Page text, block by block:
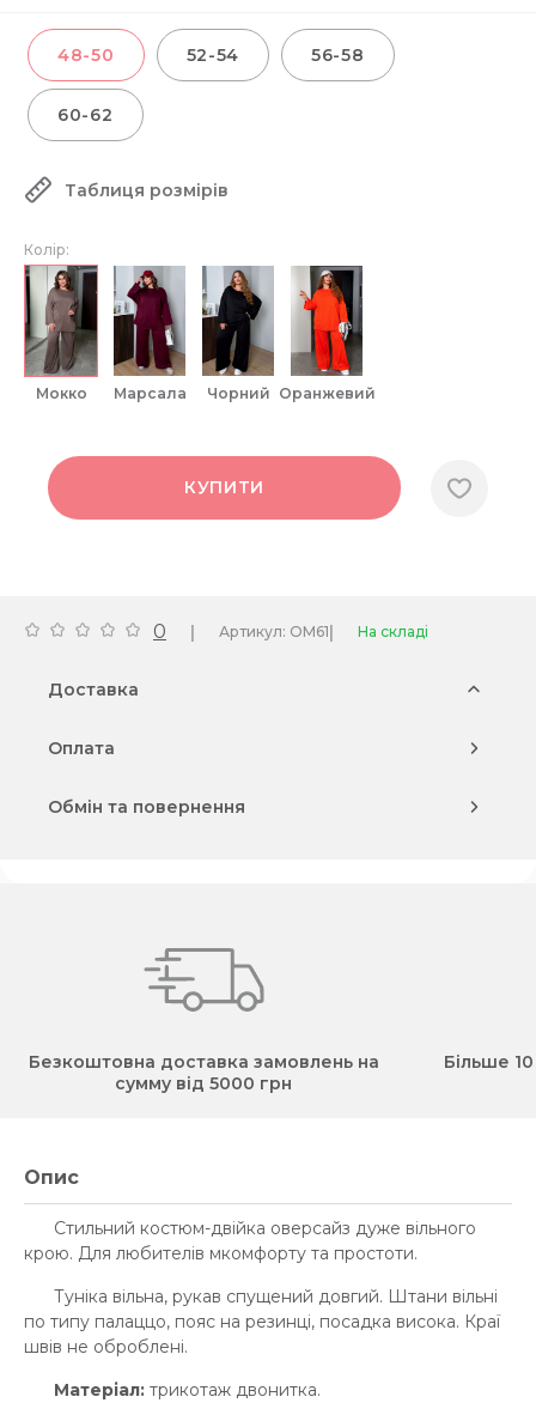
48-50 52-54 56-58
60-62
Таблиця розмірів
Колір:
мокко марсала чорний оранжевий
КУПИТИ
0 | Артикул: OM61| На складі
Доставка
Оплата
Обмін та повернення
Безкоштовна доставка замовлень на
сумму від 5000 грн
Більше
Опис
Стильний костюм-двійка оверсайз дуже вільного
крою. Для любителів мкомфорту та простоти.
Туніка вільна, рукав спущений довгий. Штани вільні
по типу палаццо, пояс на резинці, посадка висока. Краї
швів не оброблені.
Матеріал: трикотаж двонитка.